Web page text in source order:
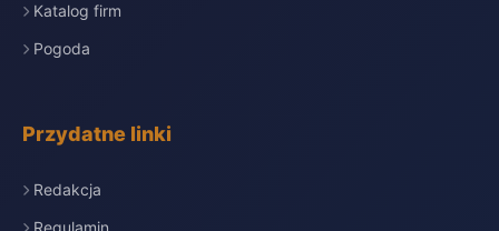
Katalog firm
Pogoda
Przydatne linki
Redakcja
Regulamin